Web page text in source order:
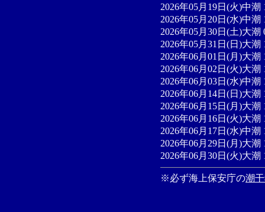
2026年05月19日(火)中潮
2026年05月20日(水)中潮
2026年05月30日(土)大潮
2026年05月31日(日)大潮
2026年06月01日(月)大潮
2026年06月02日(火)大潮
2026年06月03日(水)中潮
2026年06月14日(日)大潮
2026年06月15日(月)大潮
2026年06月16日(火)大潮
2026年06月17日(水)中潮
2026年06月29日(月)大潮
2026年06月30日(火)大潮
※必ず海上保安庁の潮